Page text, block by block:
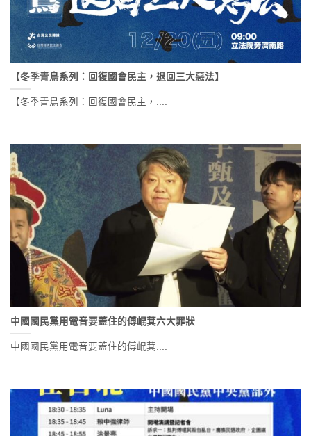
【冬季青鳥系列：回復國會民主，退回三大惡法】
【冬季青鳥系列：回復國會民主，....
中國國民黨用電音要蓋住的傅崐萁六大罪狀
中國國民黨用電音要蓋住的傅崐萁....